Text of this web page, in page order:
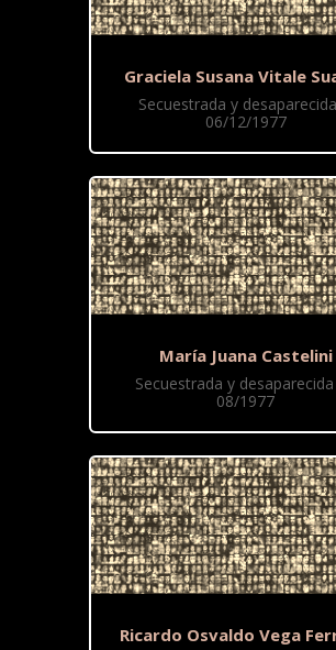
Graciela Susana Vitale
Secuestrada y
06/12/1977
María Juana Castelini
Secuestrada y
08/1977
Ricardo Osvaldo Vega